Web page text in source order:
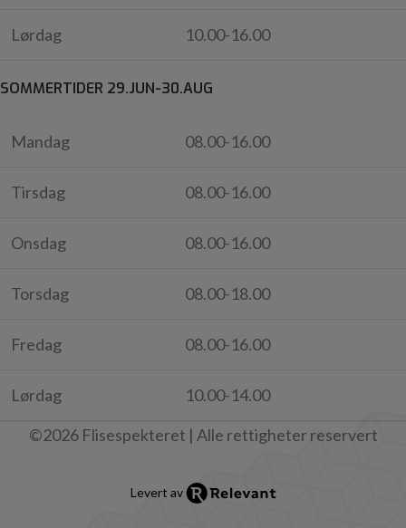
Lørdag 10.00-16.00
SOMMERTIDER 29.JUN-30.AUG
Mandag 08.00-16.00
Tirsdag 08.00-16.00
Onsdag 08.00-16.00
Torsdag 08.00-18.00
Fredag 08.00-16.00
Lørdag
10.00-14.00
©2026 Flisespekteret | Alle rettigheter reservert
Levert av